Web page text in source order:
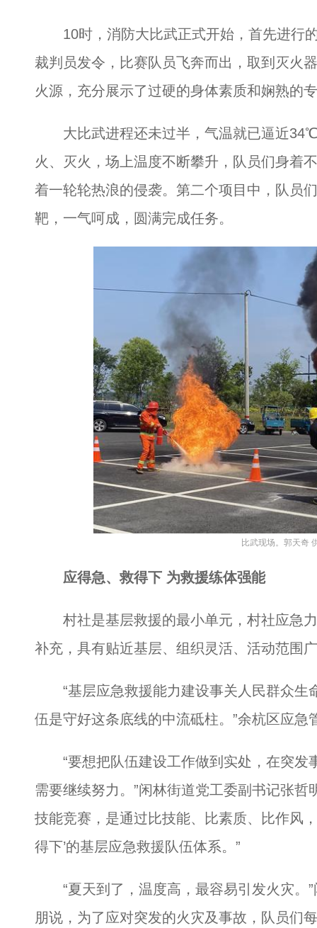
10时，消防大比武正式开始，首先进行
裁判员发令，比赛队员飞奔而出，取到灭火
火源，充分展示了过硬的身体素质和娴熟的
大比武进程还未过半，气温就已逼近34℃
火、灭火，场上温度不断攀升，队员们身着
着一轮轮热浪的侵袭。第二个项目中，队员
靶，一气呵成，圆满完成任务。
比武现场。郭天奇
应得急、救得下 为救援练体强能
村社是基层救援的最小单元，村社应急力
补充，具有贴近基层、组织灵活、活动范围
“基层应急救援能力建设事关人民群众生
伍是守好这条底线的中流砥柱。”余杭区应急
“要想把队伍建设工作做到实处，在突发
需要继续努力。”闲林街道党工委副书记张哲
技能竞赛，是通过比技能、比素质、比作风
得下’的基层应急救援队伍体系。”
“夏天到了，温度高，最容易引发火灾。”
朋说，为了应对突发的火灾及事故，队员们